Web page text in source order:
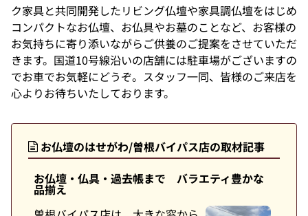
ク家具と共同開発したリビング仏壇や家具調仏壇をはじめ
コンパクトなお仏壇、お仏具やお墓のことなど、お客様の
お気持ちに寄り添いながらご供養のご提案をさせていただ
きます。国道10号線沿いの店舗には駐車場がございますの
でお車でお気軽にどうぞ。スタッフ一同、皆様のご来店を
心よりお待ちいたしております。
お仏壇のはせがわ/曽根バイパス店の取材記事
お仏壇・仏具・過去帳まで バラエティ豊かな
品揃え